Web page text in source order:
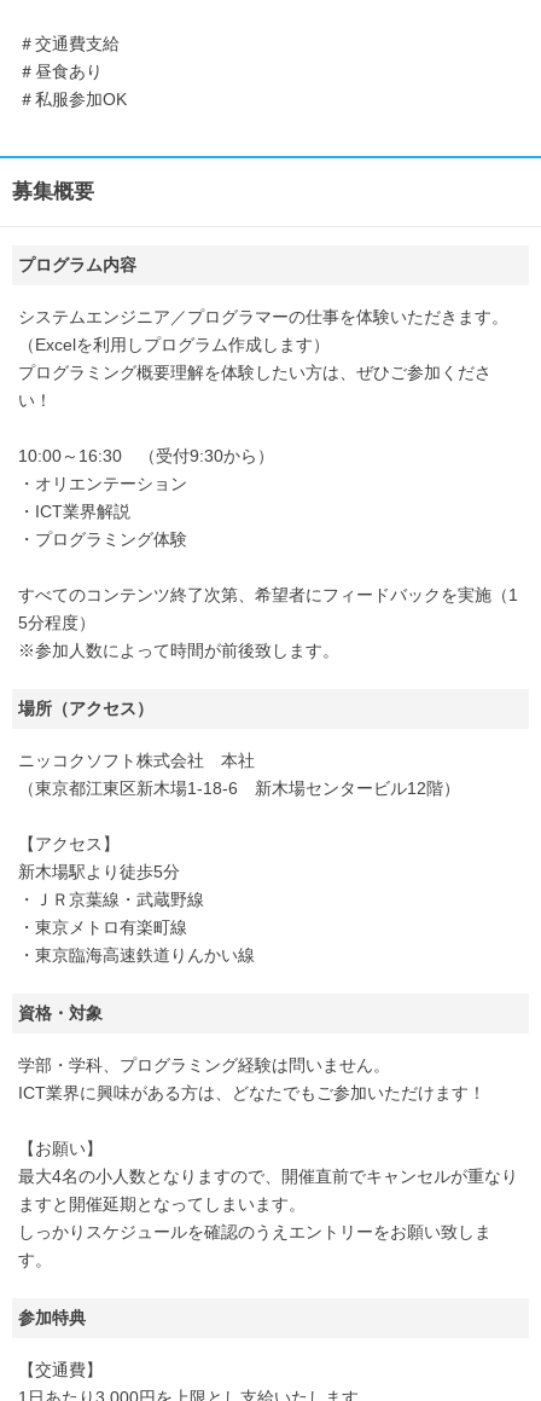
＃交通費支給
＃昼食あり
＃私服参加OK
募集概要
プログラム内容
システムエンジニア／プログラマーの仕事を体験いただきます。
（Excelを利用しプログラム作成します）
プログラミング概要理解を体験したい方は、ぜひご参加くださ
い！
10:00～16:30 （受付9:30から）
・オリエンテーション
・ICT業界解説
・プログラミング体験
すべてのコンテンツ終了次第、希望者にフィードバックを実施（1
5分程度）
※参加人数によって時間が前後致します。
場所（アクセス）
ニッコクソフト株式会社 本社
（東京都江東区新木場1-18-6 新木場センタービル12階）
【アクセス】
新木場駅より徒歩5分
・ＪＲ京葉線・武蔵野線
・東京メトロ有楽町線
・東京臨海高速鉄道りんかい線
資格・対象
学部・学科、プログラミング経験は問いません。
ICT業界に興味がある方は、どなたでもご参加いただけます！
【お願い】
最大4名の小人数となりますので、開催直前でキャンセルが重なり
ますと開催延期となってしまいます。
しっかりスケジュールを確認のうえエントリーをお願い致しま
す。
参加特典
【交通費】